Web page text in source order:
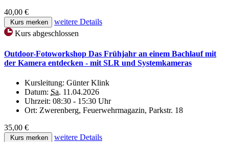
40,00 €
Kurs merken
weitere Details
Kurs abgeschlossen
Outdoor-Fotoworkshop Das Frühjahr an einem Bachlauf mit
der Kamera entdecken - mit SLR und Systemkameras
Kursleitung: Günter Klink
Datum: Sa. 11.04.2026
Uhrzeit: 08:30 - 15:30 Uhr
Ort: Zwerenberg, Feuerwehrmagazin, Parkstr. 18
35,00 €
Kurs merken
weitere Details